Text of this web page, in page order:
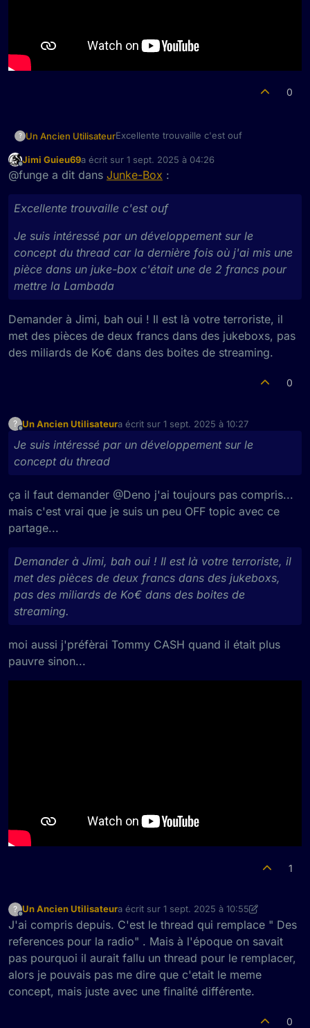
0
? Un Ancien UtilisateurExcellente trouvaille c'est ouf
Je suis intéressé par un développement
sur le concept du thread car la dernière
box c'était une de 2 francs pour mettre la
Lambada
Hors-ligne
Jimi Guieu69a écrit sur 1 sept. 2025 à 04:26
dernière édition par
@funge a dit dans Junke-Box :
Excellente trouvaille c'est ouf
Je suis intéressé par un développement sur le
concept du thread car la dernière fois où j'ai mis une
pièce dans un juke-box c'était une de 2 francs pour
mettre la Lambada
Demander à Jimi, bah oui ! Il est là votre terroriste, il
met des pièces de deux francs dans des jukeboxs, pas
des miliards de Ko€ dans des boites de streaming.
0
? Un Ancien Utilisateura écrit sur 1 sept. 2025 à 10:27
dernière édition par
Je suis intéressé par un développement sur le
concept du thread
ça il faut demander @Deno j'ai toujours pas compris...
mais c'est vrai que je suis un peu OFF topic avec ce
partage...
Demander à Jimi, bah oui ! Il est là votre terroriste, il
met des pièces de deux francs dans des jukeboxs,
pas des miliards de Ko€ dans des boites de
streaming.
moi aussi j'préfèrai Tommy CASH quand il était plus
pauvre sinon...
1
?
Hors-ligne
Un Ancien Utilisateura écrit sur 1 sept. 2025 à 10:55
dernière édition par Un Ancien Utilisateur
J'ai compris depuis. C'est le thread qui remplace " Des
references pour la radio" . Mais à l'époque on savait
pas pourquoi il aurait fallu un thread pour le remplacer,
alors je pouvais pas me dire que c'etait le meme
concept, mais juste avec une finalité différente.
0